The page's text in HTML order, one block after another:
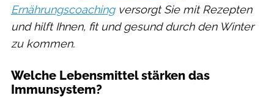
Ernährungscoachingversorgt Sie mit Rezepten
und hilft Ihnen, fit und gesund durch den Winter
zu kommen.
Welche Lebensmittel stärken das
Immunsystem?